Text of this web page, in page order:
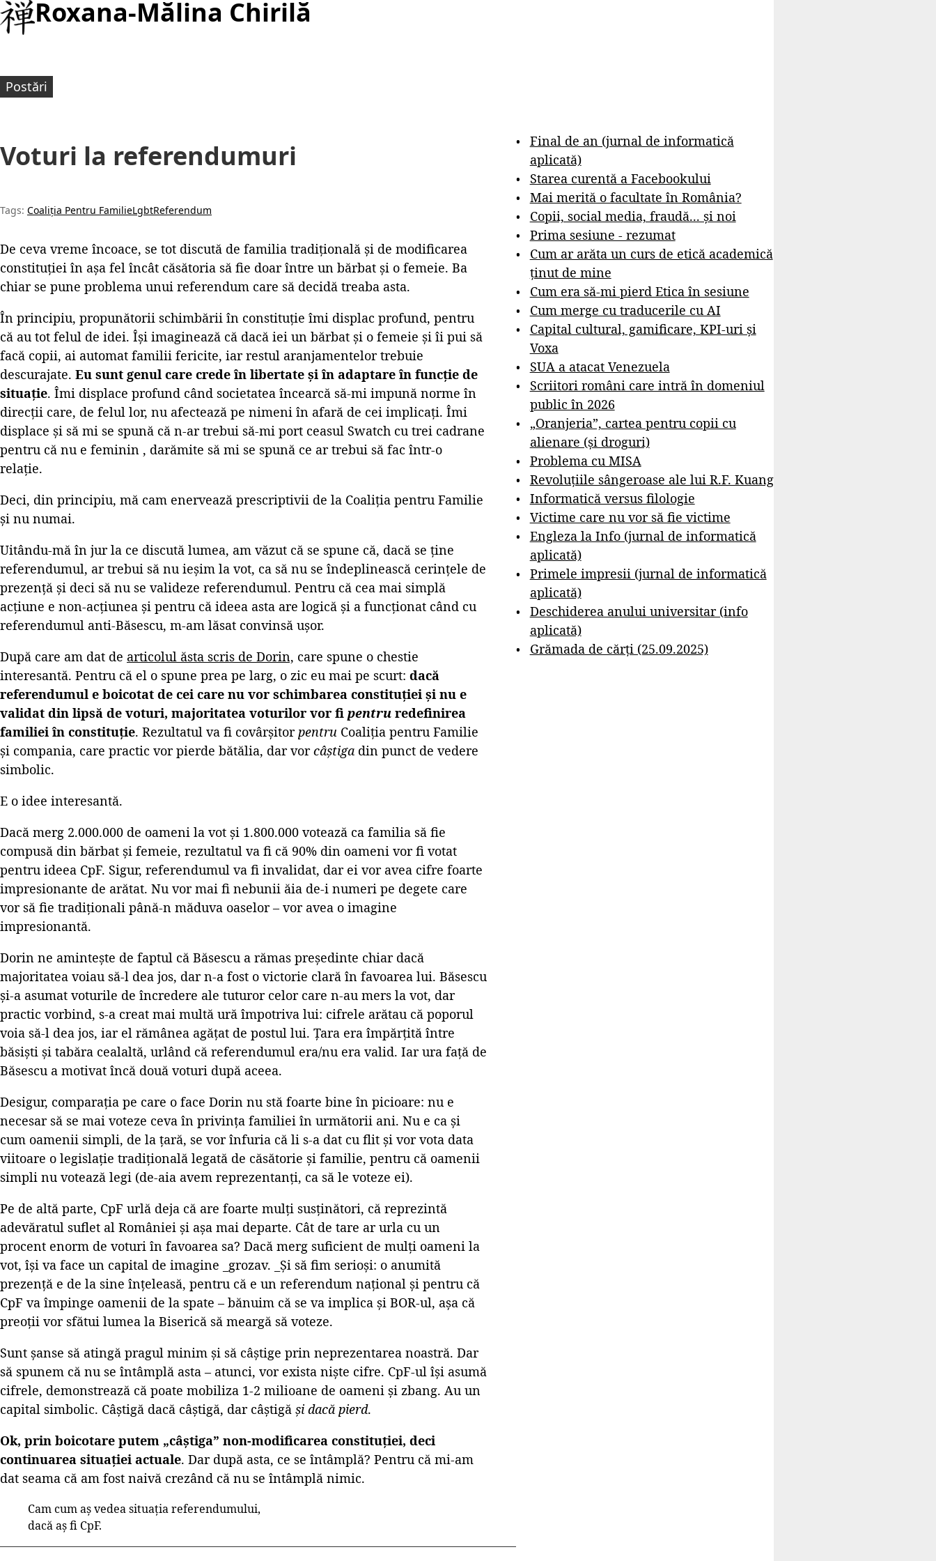
Roxana-Mălina Chirilă
Postări
Voturi la referendumuri
Tags: Coaliția Pentru FamilieLgbtReferendum
De ceva vreme încoace, se tot discută de familia tradițională și de modificarea
constituției în așa fel încât căsătoria să fie doar între un bărbat și o femeie. Ba
chiar se pune problema unui referendum care să decidă treaba asta.
În principiu, propunătorii schimbării în constituție îmi displac profund, pentru
că au tot felul de idei. Își imaginează că dacă iei un bărbat și o femeie și îi pui să
facă copii, ai automat familii fericite, iar restul aranjamentelor trebuie
descurajate. Eu sunt genul care crede în libertate și în adaptare în funcție de
situație. Îmi displace profund când societatea încearcă să-mi impună norme în
direcții care, de felul lor, nu afectează pe nimeni în afară de cei implicați. Îmi
displace și să mi se spună că n-ar trebui să-mi port ceasul Swatch cu trei cadrane
pentru că nu e feminin , darămite să mi se spună ce ar trebui să fac într-o
relație.
Deci, din principiu, mă cam enervează prescriptivii de la Coaliția pentru Familie
și nu numai.
Uitându-mă în jur la ce discută lumea, am văzut că se spune că, dacă se ține
referendumul, ar trebui să nu ieșim la vot, ca să nu se îndeplinească cerințele de
prezență și deci să nu se valideze referendumul. Pentru că cea mai simplă
acțiune e non-acțiunea și pentru că ideea asta are logică și a funcționat când cu
referendumul anti-Băsescu, m-am lăsat convinsă ușor.
După care am dat de articolul ăsta scris de Dorin, care spune o chestie
interesantă. Pentru că el o spune prea pe larg, o zic eu mai pe scurt: dacă
referendumul e boicotat de cei care nu vor schimbarea constituției și nu e
validat din lipsă de voturi, majoritatea voturilor vor fi pentru redefinirea
familiei în constituție. Rezultatul va fi covârșitor pentru Coaliția pentru Familie
și compania, care practic vor pierde bătălia, dar vorcâștiga din punct de vedere
simbolic.
E o idee interesantă.
Dacă merg 2.000.000 de oameni la vot și 1.800.000 votează ca familia să fie
compusă din bărbat și femeie, rezultatul va fi că 90% din oameni vor fi votat
pentru ideea CpF. Sigur, referendumul va fi invalidat, dar ei vor avea cifre foarte
impresionante de arătat. Nu vor mai fi nebunii ăia de-i numeri pe degete care
vor să fie tradiționali până-n măduva oaselor – vor avea o imagine
impresionantă.
Dorin ne amintește de faptul că Băsescu a rămas președinte chiar dacă
majoritatea voiau să-l dea jos, dar n-a fost o victorie clară în favoarea lui. Băsescu
și-a asumat voturile de încredere ale tuturor celor care n-au mers la vot, dar
practic vorbind, s-a creat mai multă ură împotriva lui: cifrele arătau că poporul
voia să-l dea jos, iar el rămânea agățat de postul lui. Țara era împărțită între
băsiști și tabăra cealaltă, urlând că referendumul era/nu era valid. Iar ura față de
Băsescu a motivat încă două voturi după aceea.
Desigur, comparația pe care o face Dorin nu stă foarte bine în picioare: nu e
necesar să se mai voteze ceva în privința familiei în următorii ani. Nu e ca și
cum oamenii simpli, de la țară, se vor înfuria că li s-a dat cu flit și vor vota data
viitoare o legislație tradițională legată de căsătorie și familie, pentru că oamenii
simpli nu votează legi (de-aia avem reprezentanți, ca să le voteze ei).
Pe de altă parte, CpF urlă deja că are foarte mulți susținători, că reprezintă
adevăratul suflet al României și așa mai departe. Cât de tare ar urla cu un
procent enorm de voturi în favoarea sa? Dacă merg suficient de mulți oameni la
vot, își va face un capital de imagine _grozav. _Și să fim serioși: o anumită
prezență e de la sine înțeleasă, pentru că e un referendum național și pentru că
CpF va împinge oamenii de la spate – bănuim că se va implica și BOR-ul, așa că
preoții vor sfătui lumea la Biserică să meargă să voteze.
Sunt șanse să atingă pragul minim și să câștige prin neprezentarea noastră. Dar
să spunem că nu se întâmplă asta – atunci, vor exista niște cifre. CpF-ul își asumă
cifrele, demonstrează că poate mobiliza 1-2 milioane de oameni și zbang. Au un
capital simbolic. Câștigă dacă câștigă, dar câștigă și dacă pierd.
Ok, prin boicotare putem „câștiga” non-modificarea constituției, deci
continuarea situației actuale. Dar după asta, ce se întâmplă? Pentru că mi-am
dat seama că am fost naivă crezând că nu se întâmplă nimic.
Cam cum aș vedea situația referendumului,
dacă aș fi CpF.
Final de an (jurnal de informatică
aplicată)
Starea curentă a Facebookului
Mai merită o facultate în România?
Copii, social media, fraudă... și noi
Prima sesiune - rezumat
Cum ar arăta un curs de etică academică
ținut de mine
Cum era să-mi pierd Etica în sesiune
Cum merge cu traducerile cu AI
Capital cultural, gamificare, KPI-uri și
Voxa
SUA a atacat Venezuela
Scriitori români care intră în domeniul
public în 2026
„Oranjeria”, cartea pentru copii cu
alienare (și droguri)
Problema cu MISA
Revoluțiile sângeroase ale lui R.F. Kuang
Informatică versus filologie
Victime care nu vor să fie victime
Engleza la Info (jurnal de informatică
aplicată)
Primele impresii (jurnal de informatică
aplicată)
Deschiderea anului universitar (info
aplicată)
Grămada de cărți (25.09.2025)